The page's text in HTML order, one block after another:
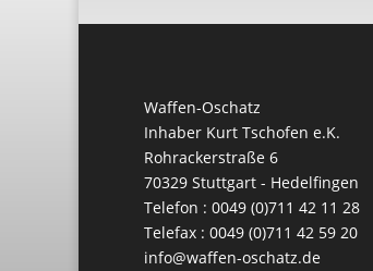
Waffen-Oschatz
Inhaber Kurt Tschofen e.K.
Rohrackerstraße 6
70329 Stuttgart - Hedelfingen
Telefon : 0049 (0)711 42 11 28
Telefax : 0049 (0)711 42 59 20
info@waffen-oschatz.de